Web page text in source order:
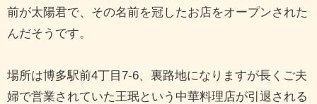
前が太陽君で、その名前を冠したお店をオープンされた
んだそうです。
場所は博多駅前4丁目7-6、裏路地になりますが長くご夫
婦で営業されていた王珉という中華料理店が引退される